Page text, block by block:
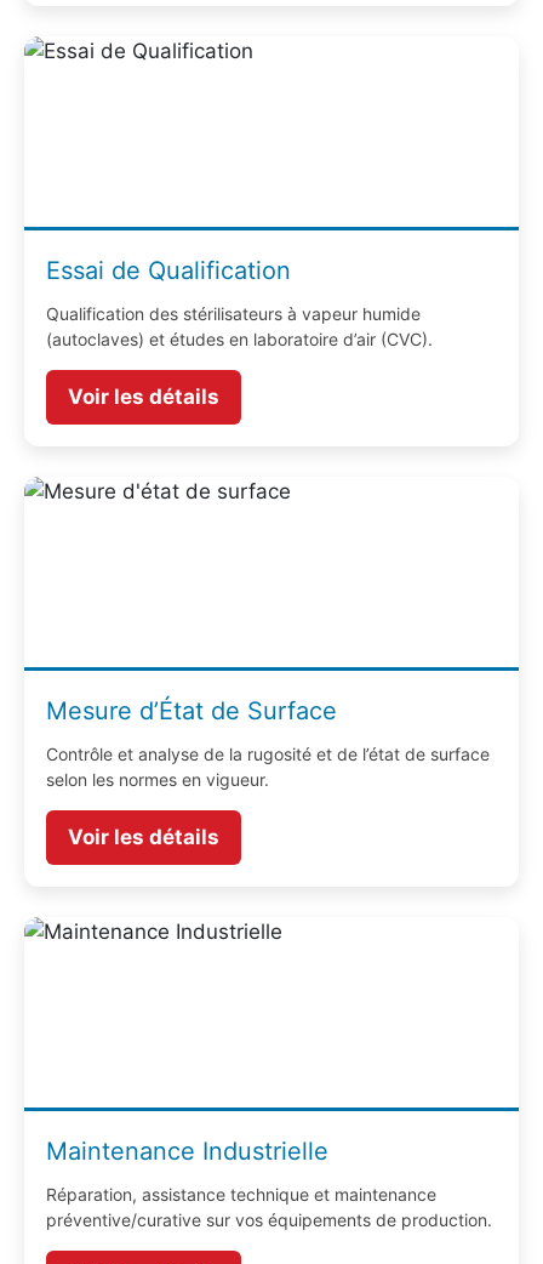
Essai de Qualification
Qualification des stérilisateurs à vapeur humide
(autoclaves) et études en laboratoire d’air (CVC).
Voir les détails
Mesure d’État de Surface
Contrôle et analyse de la rugosité et de l’état de surface
selon les normes en vigueur.
Voir les détails
Maintenance Industrielle
Réparation, assistance technique et maintenance
préventive/curative sur vos équipements de production.